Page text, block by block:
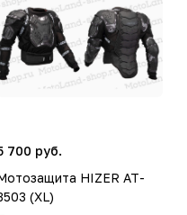
700 руб.
HIZER AT-
(XL)